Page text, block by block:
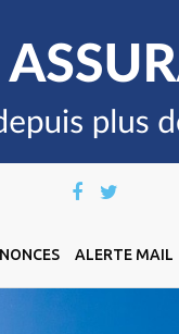
ALERTE MAIL